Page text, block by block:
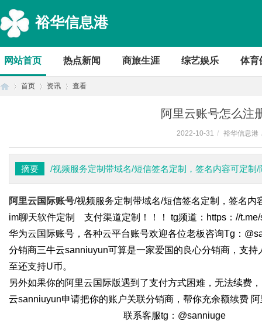
裕华信息港
网站首页 热点新闻 商旅生涯 综艺娱乐 体育
首页 资讯 查看
阿里云账号怎么注
2022-10-31 / 裕华信息港
摘要 /视频服务定制带域名/短信签名定制，签名内容可定
阿里云国际账号/视频服务定制带域名/短信签名定制，签名内
im聊天软件定制 支付渠道定制！！！ tg频道：https：//
华为云国际账号，各种云平台账号欢迎各位老板咨询Tg：
分销商三牛云sanniuyun可算是一家爱国的良心分销商，支
至还支持U币。
另外如果你的阿里云国际版遇到了支付方式困难，无法续费
云sanniuyun申请把你的账户关联分销商，帮你充余额续费
联系客服tg：@sanniuge